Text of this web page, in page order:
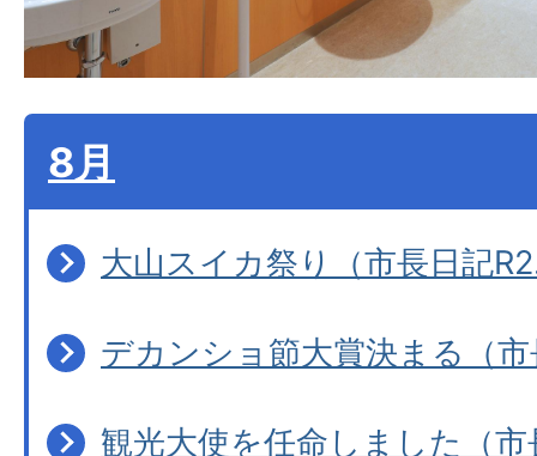
8月
大山スイカ祭り（市長日記
デカンショ節大賞決まる（
観光大使を任命しました（